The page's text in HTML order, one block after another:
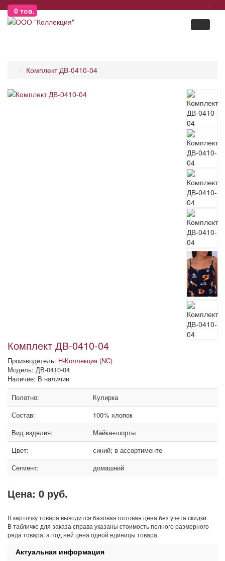
0 тов.
Комплект ДВ-0410-04
Комплект ДВ-0410-04
Производитель: Н-Коллекция (NC)
Модель: ДВ-0410-04
Наличие: В наличии
Полотно:
Кулирка
Состав:
100% хлопок
Вид изделия:
Майка+шорты
Цвет:
синий; в ассортименте
Сегмент:
домашний
Цена: 0 руб.
В карточку товара выводится базовая оптовая цена без учета скидки.
В табличке для заказа справа указаны стоимость полного размерного
ряда товара, а под ней цена одной единицы товара.
Актуальная информация